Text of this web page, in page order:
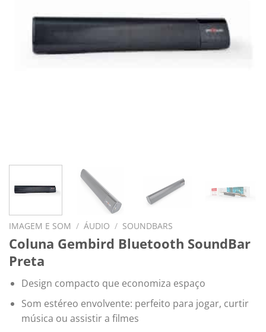
IMAGEM E SOM / ÁUDIO / SOUNDBARS
Coluna Gembird Bluetooth SoundBar
Preta
Design compacto que economiza espaço
Som estéreo envolvente: perfeito para jogar, curtir
música ou assistir a filmes